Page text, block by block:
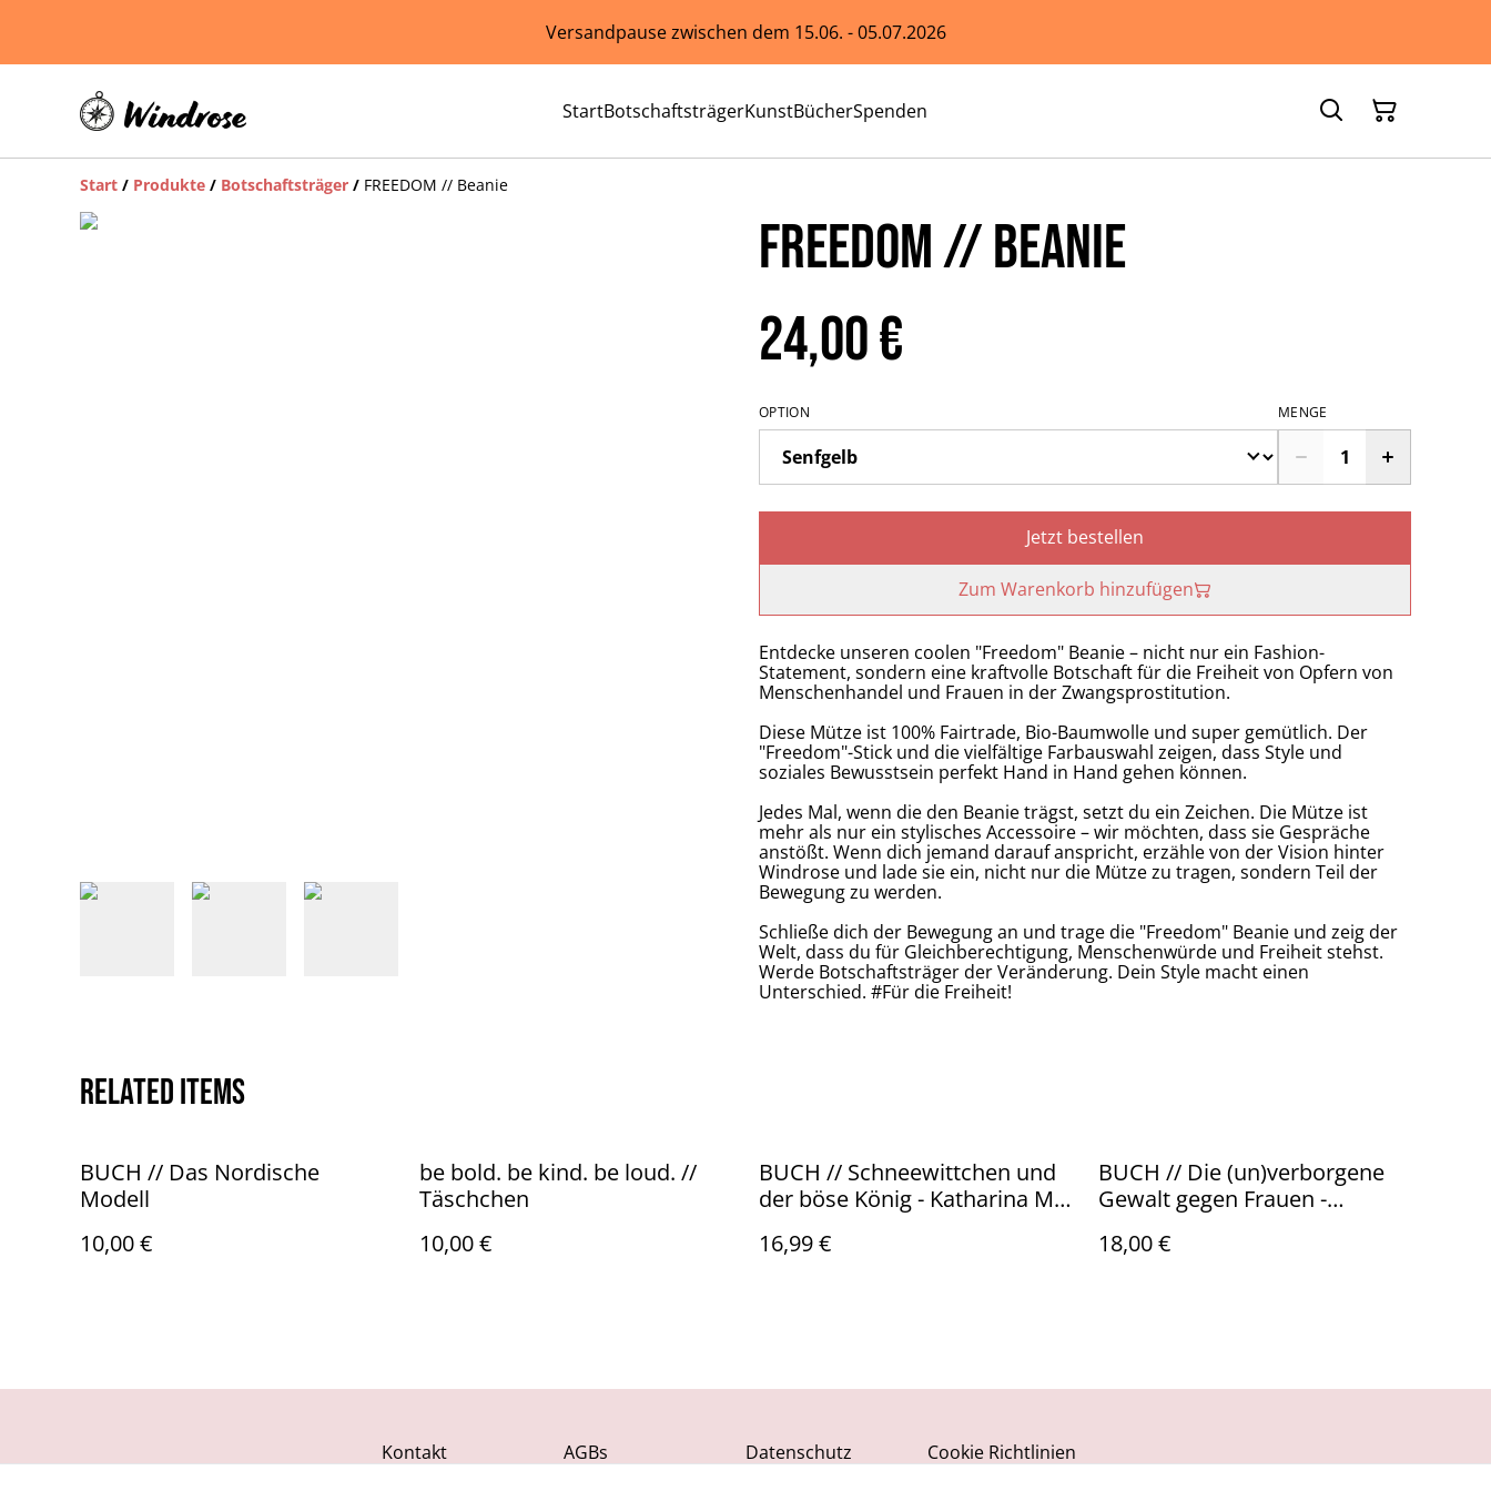
Versandpause zwischen dem 15.06. - 05.07.2026
StartBotschaftsträgerKunstBücherSpenden
Start / Produkte / Botschaftsträger / FREEDOM // Beanie
FREEDOM // Beanie
24,00 €
OPTION MENGE
Jetzt bestellen
Zum Warenkorb hinzufügen
Entdecke unseren coolen "Freedom" Beanie – nicht nur ein Fashion-
Statement, sondern eine kraftvolle Botschaft für die Freiheit von Opfern von
Menschenhandel und Frauen in der Zwangsprostitution.
Diese Mütze ist 100% Fairtrade, Bio-Baumwolle und super gemütlich. Der
"Freedom"-Stick und die vielfältige Farbauswahl zeigen, dass Style und
soziales Bewusstsein perfekt Hand in Hand gehen können.
Jedes Mal, wenn die den Beanie trägst, setzt du ein Zeichen. Die Mütze ist
mehr als nur ein stylisches Accessoire – wir möchten, dass sie Gespräche
anstößt. Wenn dich jemand darauf anspricht, erzähle von der Vision hinter
Windrose und lade sie ein, nicht nur die Mütze zu tragen, sondern Teil der
Bewegung zu werden.
Schließe dich der Bewegung an und trage die "Freedom" Beanie und zeig der
Welt, dass du für Gleichberechtigung, Menschenwürde und Freiheit stehst.
Werde Botschaftsträger der Veränderung. Dein Style macht einen
Unterschied. #Für die Freiheit!
Related items
BUCH // Das Nordische
Modell
10,00 €
be bold. be kind. be loud. //
Täschchen
10,00 €
BUCH // Schneewittchen und
der böse König - Katharina M.
16,99 €
BUCH // Die (un)verborgene
Gewalt gegen Frauen -
18,00 €
Kontakt AGBs Datenschutz Cookie Richtlinien